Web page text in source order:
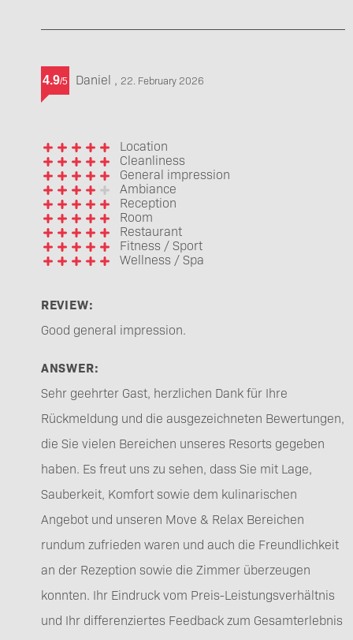
4.9/5 Daniel , 22. February 2026
Location
Cleanliness
General impression
Ambiance
Reception
Room
Restaurant
Fitness / Sport
Wellness / Spa
REVIEW:
Good general impression.
ANSWER:
Sehr geehrter Gast, herzlichen Dank für Ihre
Rückmeldung und die ausgezeichneten Bewertungen,
die Sie vielen Bereichen unseres Resorts gegeben
haben. Es freut uns zu sehen, dass Sie mit Lage,
Sauberkeit, Komfort sowie dem kulinarischen
Angebot und unseren Move & Relax Bereichen
rundum zufrieden waren und auch die Freundlichkeit
an der Rezeption sowie die Zimmer überzeugen
konnten. Ihr Eindruck vom Preis-Leistungsverhältnis
und Ihr differenziertes Feedback zum Gesamterlebnis